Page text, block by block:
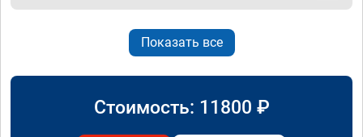
Показать все
Стоимость: 11800 ₽